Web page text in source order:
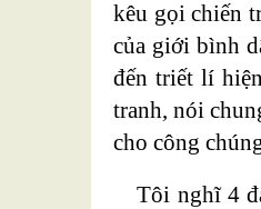
kêu gọi chiến
của giới bình
đến triết lí
tranh, nói
cho công
Tôi nghĩ 4